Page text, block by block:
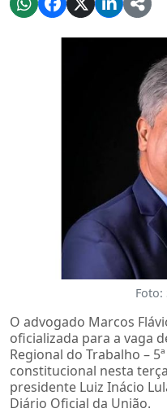
Foto:
O advogado Marcos
oficializada para a vaga
Regional do Trabalho –
constitucional nesta
presidente Luiz Inácio
Diário Oficial da União.